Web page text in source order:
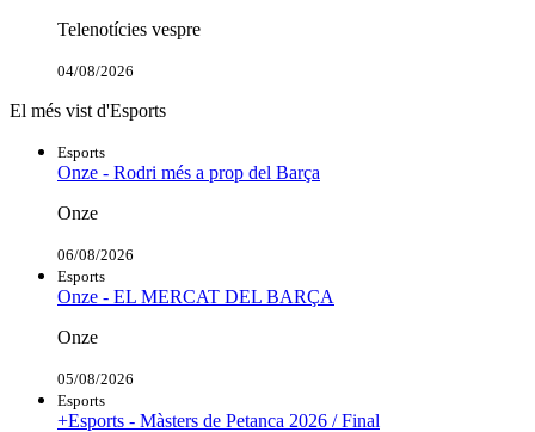
Telenotícies vespre
04/08/2026
El més vist d'Esports
Esports
Onze - Rodri més a prop del Barça
Onze
06/08/2026
Esports
Onze - EL MERCAT DEL BARÇA
Onze
05/08/2026
Esports
+Esports - Màsters de Petanca 2026 / Final